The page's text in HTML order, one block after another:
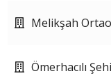
Melikşah
Ömerhacılı